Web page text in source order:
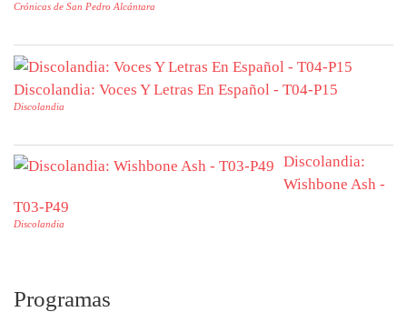
Crónicas de San Pedro Alcántara
Discolandia: Voces Y Letras En Español - T04-P15
Discolandia
Discolandia:
Wishbone Ash -
T03-P49
Discolandia
Programas